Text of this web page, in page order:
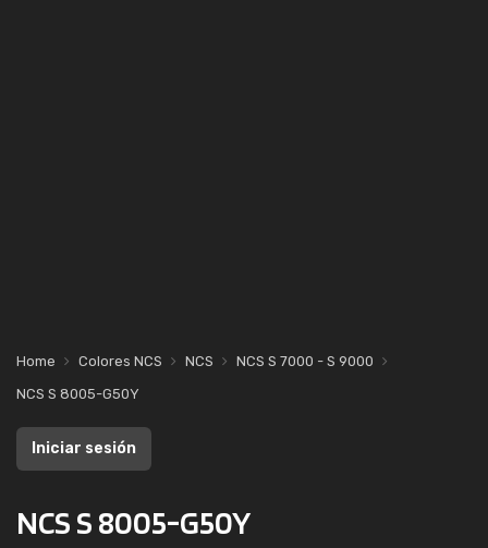
Home Colores NCS NCS
NCS S 7000 - S 9000
NCS S 8005-G50Y
Iniciar sesión
NCS S 8005-G50Y